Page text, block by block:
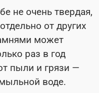
не очень твердая,
от других
может
раз в год
пыли и грязи —
воде.